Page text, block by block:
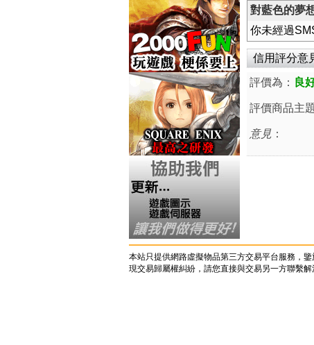
對藍色的夢
你未經過
信用評分意
評價為： 良
評價商品主題
意見 ：
本站只提供網路虛擬物品第三方交易平台服務，
現交易歸屬權糾紛，請您直接與交易另一方聯繫